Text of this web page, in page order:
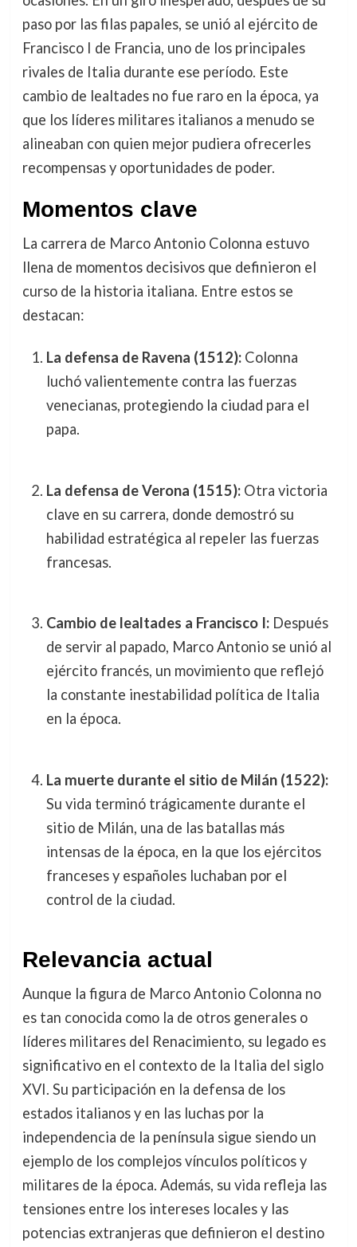
paso por las filas papales, se unió al ejército de
Francisco I de Francia, uno de los principales
rivales de Italia durante ese período. Este
cambio de lealtades no fue raro en la época, ya
que los líderes militares italianos a menudo se
alineaban con quien mejor pudiera ofrecerles
recompensas y oportunidades de poder.
Momentos clave
La carrera de Marco Antonio Colonna estuvo
llena de momentos decisivos que definieron el
curso de la historia italiana. Entre estos se
destacan:
La defensa de Ravena (1512):Colonna
luchó valientemente contra las fuerzas
venecianas, protegiendo la ciudad para el
papa.
La defensa de Verona (1515):Otra victoria
clave en su carrera, donde demostró su
habilidad estratégica al repeler las fuerzas
francesas.
Cambio de lealtades a Francisco I:Después
de servir al papado, Marco Antonio se unió al
ejército francés, un movimiento que reflejó
la constante inestabilidad política de Italia
en la época.
La muerte durante el sitio de Milán (1522):
Su vida terminó trágicamente durante el
sitio de Milán, una de las batallas más
intensas de la época, en la que los ejércitos
franceses y españoles luchaban por el
control de la ciudad.
Relevancia actual
Aunque la figura de Marco Antonio Colonna no
es tan conocida como la de otros generales o
líderes militares del Renacimiento, su legado es
significativo en el contexto de la Italia del siglo
XVI. Su participación en la defensa de los
estados italianos y en las luchas por la
independencia de la península sigue siendo un
ejemplo de los complejos vínculos políticos y
militares de la época. Además, su vida refleja las
tensiones entre los intereses locales y las
potencias extranjeras que definieron el destino